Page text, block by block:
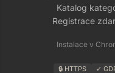
Katalog
Registrace
Instalace v
🔒 HTTPS ✓